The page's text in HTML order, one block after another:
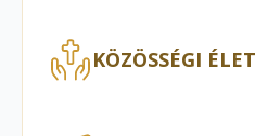
KÖZÖSSÉGI ÉLET